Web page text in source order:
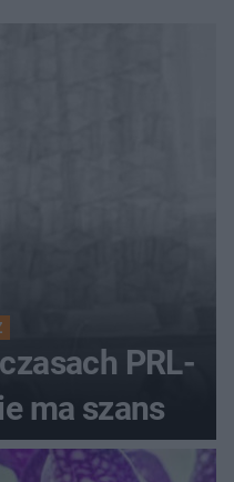
PRL-
ma szans